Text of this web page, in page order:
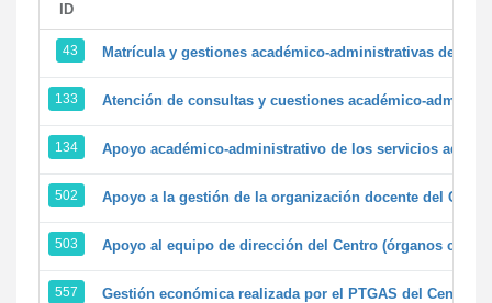
ID
43 Matrícula y gestiones académico-administrativas de la
133 Atención de consultas y cuestiones académico-
134 Apoyo académico-administrativo de los servicios
502 Apoyo a la gestión de la organización docente del
503 Apoyo al equipo de dirección del Centro (órganos
557 Gestión económica realizada por el PTGAS del Centro